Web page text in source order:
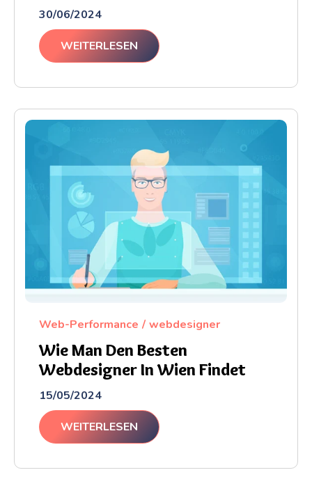
30/06/2024
WEITERLESEN
Wie Man Den Besten
Webdesigner In Wien Findet
15/05/2024
Web-Performance webdesigner
WEITERLESEN